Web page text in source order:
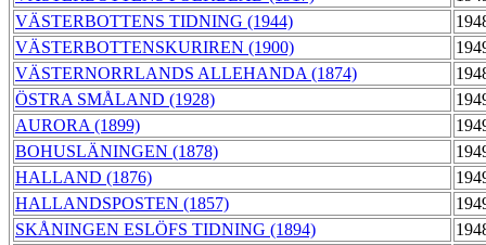
VÄSTERBOTTENS TIDNING (1944)
VÄSTERBOTTENSKURIREN (1900)
VÄSTERNORRLANDS ALLEHANDA (1874)
ÖSTRA SMÅLAND (1928)
AURORA (1899)
BOHUSLÄNINGEN (1878)
HALLAND (1876)
HALLANDSPOSTEN (1857)
SKÅNINGEN ESLÖFS TIDNING (1894)